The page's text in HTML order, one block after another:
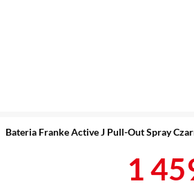
Bateria Franke Active J Pull-Out Spray
1